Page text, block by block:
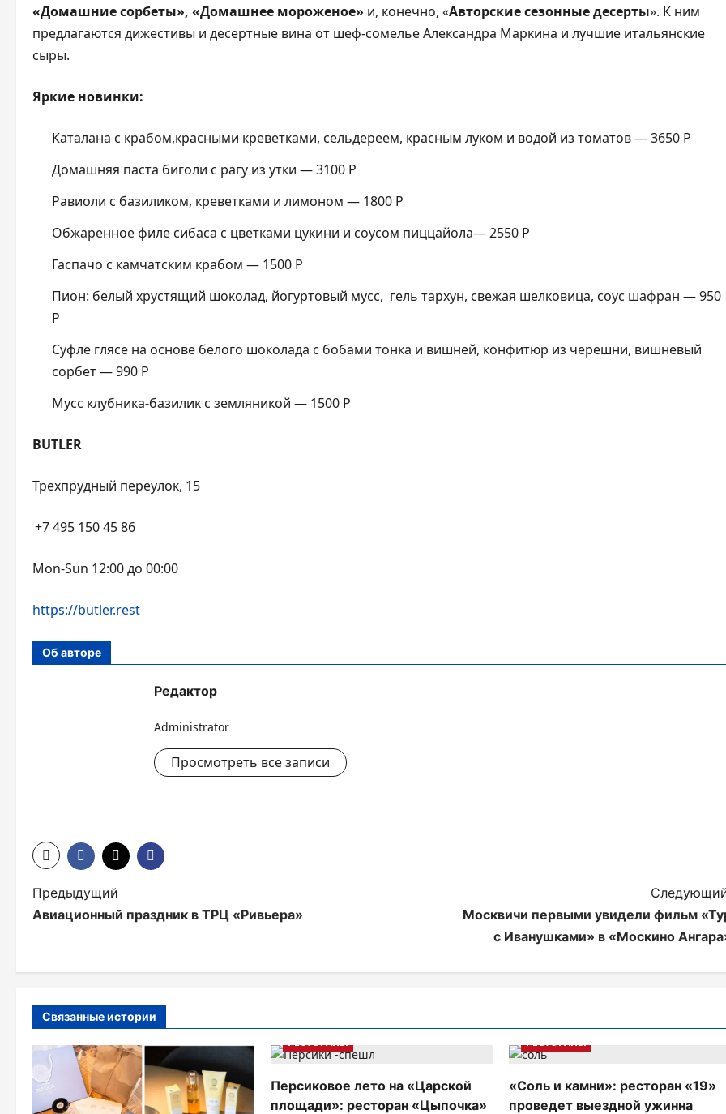
«Домашние сорбеты», «Домашнее мороженое» и, конечно, «Авторские сезонные десерты». К ним
предлагаются дижестивы и десертные вина от шеф-сомелье Александра Маркина и лучшие итальянские
сыры.
Яркие новинки:
Каталана с крабом,красными креветками, сельдереем, красным луком и водой из томатов — 3650 Р
Домашняя паста биголи с рагу из утки — 3100 Р
Равиоли с базиликом, креветками и лимоном — 1800 Р
Обжаренное филе сибаса с цветками цукини и соусом пиццайола— 2550 Р
Гаспачо с камчатским крабом — 1500 Р
Пион: белый хрустящий шоколад, йогуртовый мусс, гель тархун, свежая шелковица, соус шафран — 950
Р
Суфле глясе на основе белого шоколада с бобами тонка и вишней, конфитюр из черешни, вишневый
сорбет — 990 Р
Мусс клубника-базилик с земляникой — 1500 Р
BUTLER
Трехпрудный переулок, 15
+7 495 150 45 86
Mon-Sun 12:00 до 00:00
https://butler.rest
Об авторе
Редактор
Administrator
Просмотреть все записи
Н
а
г
а
ц
и
Предыдущий
Авиационный праздник в ТРЦ «Ривьера»
Москвичи первыми увидели фильм
с Иванушками» в «Москино
Связанные истории
РЕСТОРАНЫ
Персиковое лето на «Царской
площади»: ресторан «Цыпочка»
РЕСТОРАНЫ
«Соль и камни»: ресторан «19»
проведет выездной ужинна